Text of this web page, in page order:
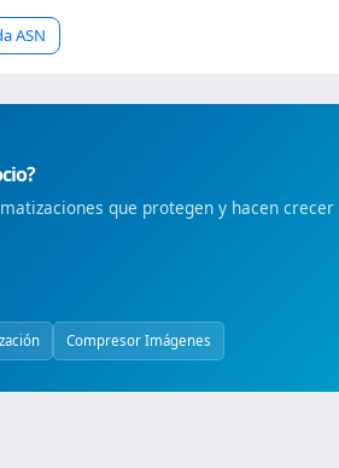
ASN
que protegen y hacen
Compresor Imágenes